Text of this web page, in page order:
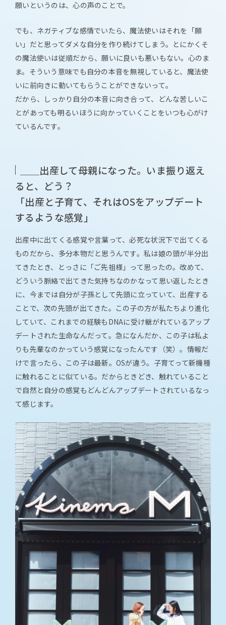
願いというのは、心の声のことで。
でも、ネガティブな感情でいたら、魔法使いはそれを「願
い」だと思ってダメな自分を作り続けてしまう。とにかくそ
の魔法使いは従順だから、願いに良いも悪いもない。心のま
ま。そういう意味でも自分の本音を無視していると、魔法使
いに前向きに動いてもらうことができないって。
だから、しっかり自分の本音に向き合って、どんな苦しいこ
とがあっても明るいほうに向かっていくことをいつも心がけ
ているんです。
＿＿出産して母親になった。いま振り返え
ると、どう？
「出産と子育て、それはOSをアップデート
するような感覚」
出産中に出てくる感覚や言葉って、必死な状況下で出てくる
ものだから、多分本物だと思うんです。私は娘の頭が半分出
てきたとき、とっさに「ご先祖様」って思ったの。改めて、
どういう脈絡で出てきた気持ちなのかなって思い返したとき
に、今までは自分が子孫として先頭に立っていて、出産する
ことで、次の先頭が出てきた。この子の方が私たちより進化
していて、これまでの経験もDNAに受け継がれているアップ
デートされた生命なんだって。急になんだか、この子は私よ
りも先輩なのかっていう感覚になったんです（笑）。情報だ
けで言ったら、この子は最新。OSが違う。子育てって新機種
に触れることに似ている。だからときどき、触れていること
で自然と自分の感覚もどんどんアップデートされているなっ
て感じます。